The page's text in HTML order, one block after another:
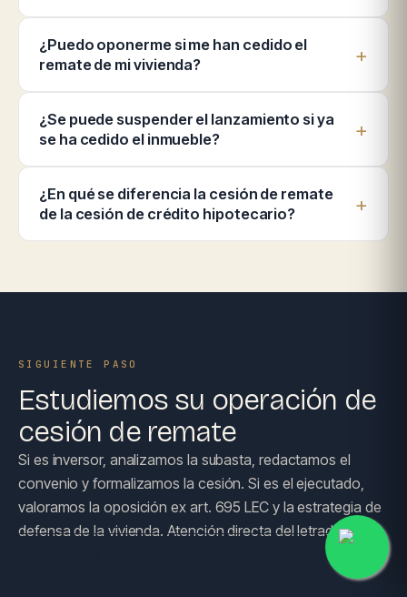
¿Puedo oponerme si me han cedido el
remate de mi vivienda?
¿Se puede suspender el lanzamiento si ya
se ha cedido el inmueble?
¿En qué se diferencia la cesión de remate
de la cesión de crédito hipotecario?
SIGUIENTE PASO
Estudiemos su operación de
cesión de remate
Si es inversor, analizamos la subasta, redactamos el
convenio y formalizamos la cesión. Si es el ejecutado,
valoramos la oposición ex art. 695 LEC y la estrategia de
defensa de la vivienda. Atención directa del letrado titular.
AGENDAR CONSULTA CON FRANCISCO OROZCO